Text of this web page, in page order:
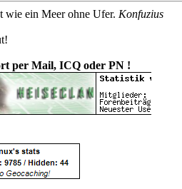
wie ein Meer ohne Ufer. Konfuzius
per Mail, ICQ oder PN !